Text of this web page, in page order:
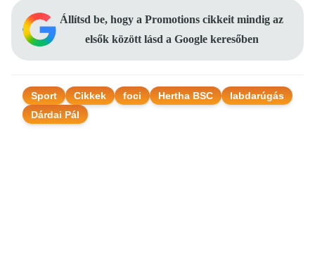
Állítsd be, hogy a Promotions cikkeit mindig az
elsők között lásd a Google keresőben
Sport Cikkek foci Hertha BSC
labdarúgás
Dárdai Pál